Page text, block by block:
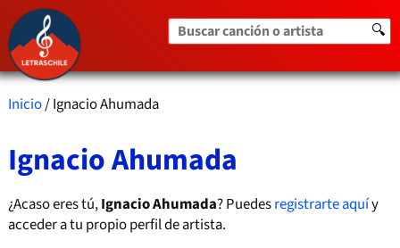
Buscar canción o artista 🔍
Inicio/ Ignacio Ahumada
Ignacio Ahumada
¿Acaso eres tú,Ignacio Ahumada? Puedesregistrarte aquíy
acceder a tu propio perfil de artista.